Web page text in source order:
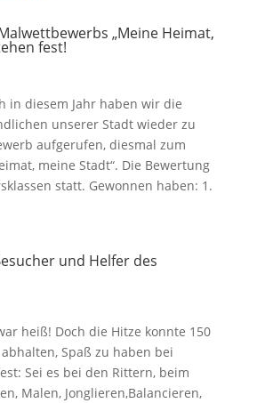
„Meine Heimat,
fest!
in diesem Jahr haben wir die
unserer Stadt wieder zu
aufgerufen, diesmal zum
meine Stadt“. Die Bewertung
statt. Gewonnen haben: 1.
und Helfer des
heiß! Doch die Hitze konnte 150
Spaß zu haben bei
Sei es bei den Rittern, beim
Malen, Jonglieren,Balancieren,